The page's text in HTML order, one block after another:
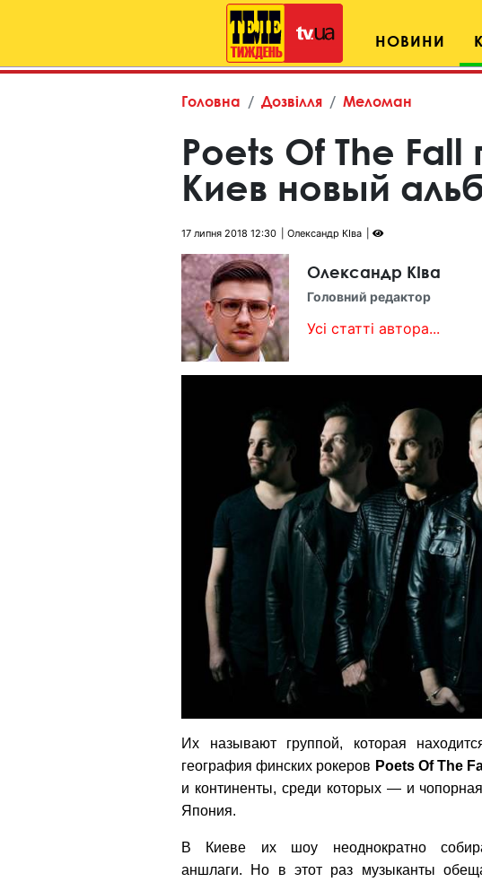
НОВИНИ
Головна Дозвілля Меломан
Poets Of The Fall
Киев новый
17 липня 2018 12:30 Олександр КІва
Олександр КІва
Головний редактор
Усі статті автора...
Их называют группой, которая
география финских рокеров Poets Of The
и континенты, среди которых — и
Япония.
В Киеве их шоу неоднократно
аншлаги. Но в этот раз музыканты